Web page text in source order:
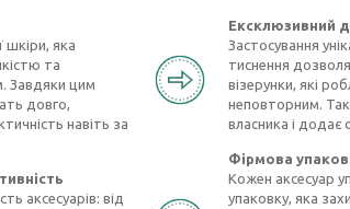
шкіри, яка
та
Завдяки цим
довго,
навіть за
аксесуарів: від
Ексклюзивний
Застосування
тиснення
візерунки, які
неповторним.
власника і додає
Фірмова
Кожен аксесуар
упаковку, яка